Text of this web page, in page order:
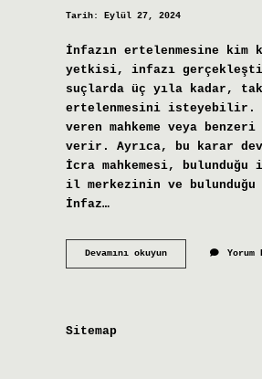
Tarih: Eylül 27, 2024
İnfazın ertelenmesine kim
yetkisi, infazı
suçlarda üç yıla kadar,
ertelenmesini isteyebilir.
veren mahkeme veya
verir. Ayrıca, bu karar
İcra mahkemesi,
il merkezinin ve
İnfaz…
Devamını okuyunİNfaz
Kararını
Yorum
Sitemap